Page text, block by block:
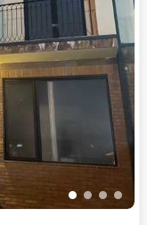
• • • •